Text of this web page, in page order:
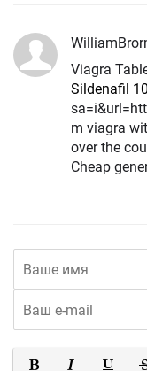
Viagra
Sildenafil
m viagra
over the
Cheap